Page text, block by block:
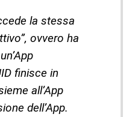
la stessa
ovvero ha
finisce in
all’App
dell’App.